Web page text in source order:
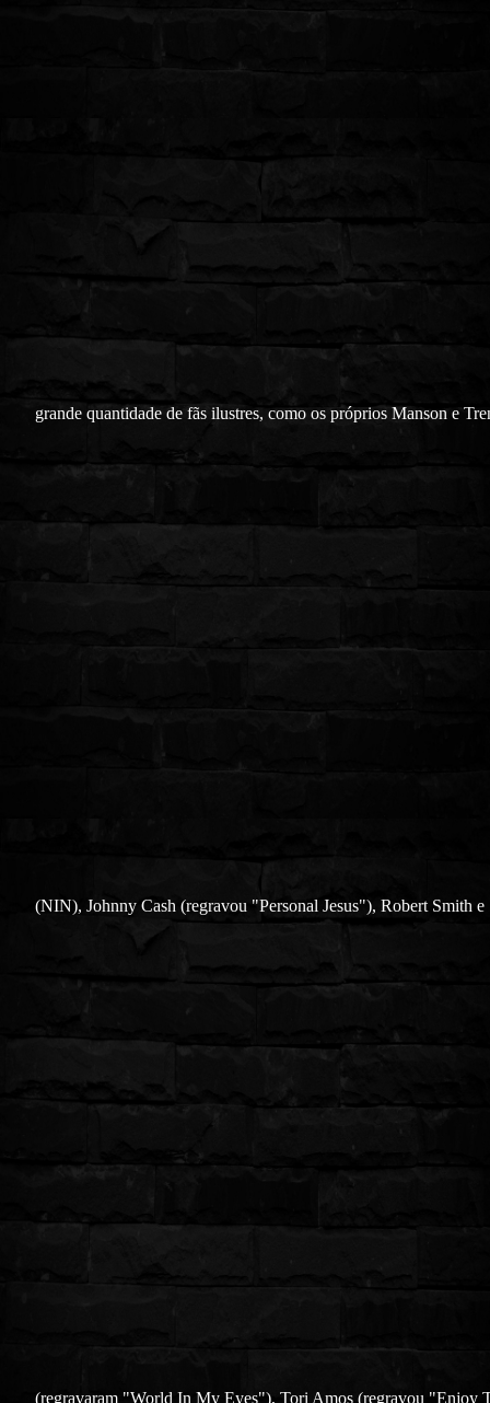
grande quantidade de fãs ilustres, como os próprios Manson e
(NIN), Johnny Cash (regravou "Personal Jesus"), Robert Smith e
(regravaram "World In My Eyes"), Tori Amos (regravou "Enjoy